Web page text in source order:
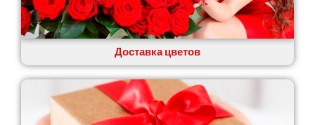
Доставка цветов